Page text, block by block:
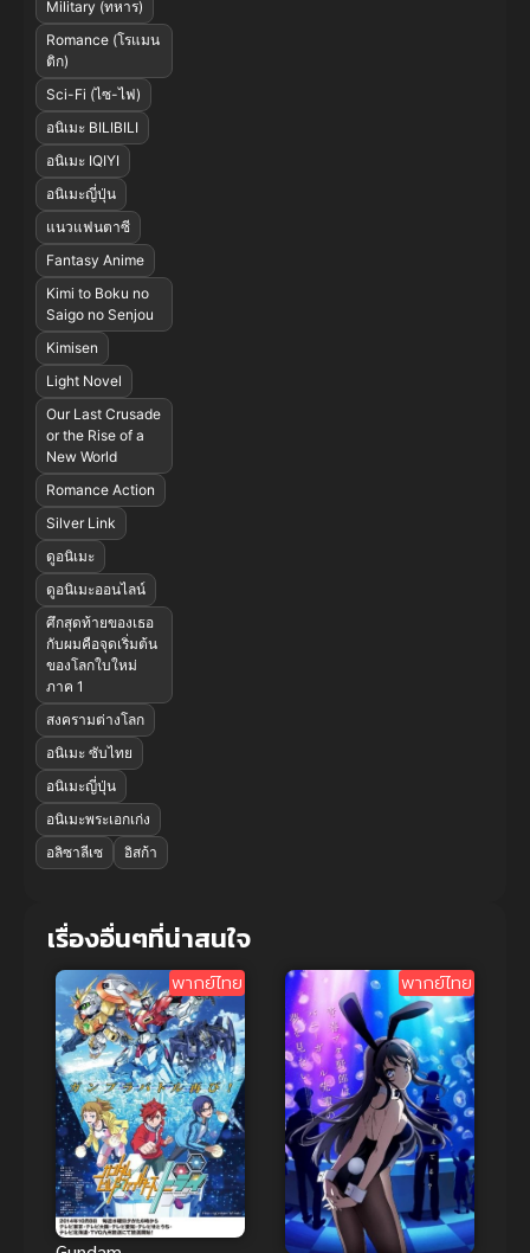
Military (ทหาร)
Romance (โรแมน
ติก)
Sci-Fi (ไซ-ไฟ)
อนิเมะ BILIBILI
อนิเมะ IQIYI
อนิเมะญี่ปุ่น
แนวแฟนตาซี
Fantasy Anime
Kimi to Boku no
Saigo no Senjou
Kimisen
Light Novel
Our Last Crusade
or the Rise of a
New World
Romance Action
Silver Link
ดูอนิเมะ
ดูอนิเมะออนไลน์
ศึกสุดท้ายของเธอ
กับผมคือจุดเริ่มต้น
ของโลกใบใหม่
ภาค 1
สงครามต่างโลก
อนิเมะ ซับไทย
อนิเมะญี่ปุ่น
อนิเมะพระเอกเก่ง
อลิซาลีเซ
อิสก้า
เรื่องอื่นๆที่น่าสนใจ
พากย์ไทย พากย์ไทย